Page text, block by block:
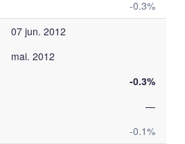
-0.3%
07 jun. 2012
mai. 2012
-0.3%
—
-0.1%